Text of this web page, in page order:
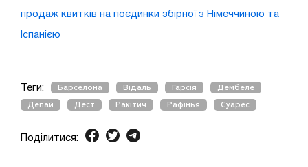
продаж квитків на поєдинки збірної з Німеччиною та
Іспанією
Теги: Барселона Відаль Гарсія Дембеле
Депай Дест Ракітич Рафінья Суарес
Поділитися: